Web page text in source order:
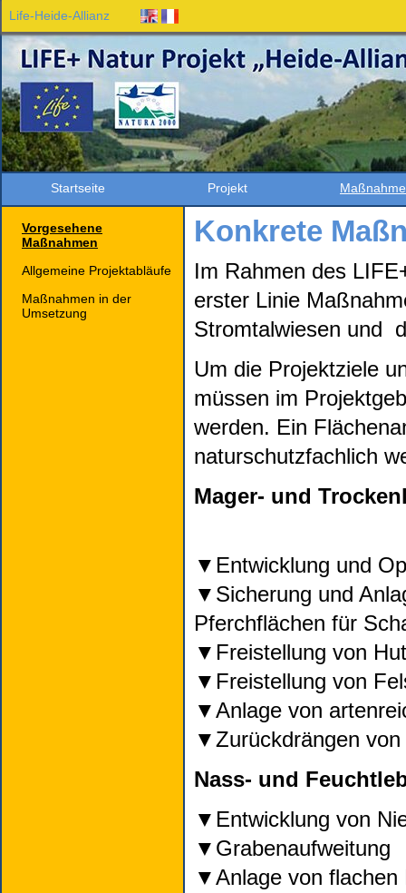
EN
Life-Heide-Allianz
Startseite Projekt
Konkrete
Im Rahmen des
erster Linie
Stromtalwiesen und
Um die Projektziele
müssen im
werden. Ein
naturschutzfachlich
Mager- und
Entwicklung und
Sicherung und
Pferchflächen für
Freistellung von
Freistellung von
Anlage von
Zurückdrängen
Nass- und
Entwicklung von
Grabenaufweitung
Anlage von flachen
Vorgesehene
Maßnahmen
Allgemeine Projektabläufe
Maßnahmen in der
Umsetzung